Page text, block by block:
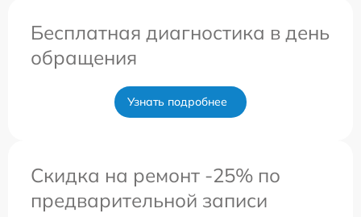
Бесплатная диагностика в день
обращения
Узнать подробнее
Скидка на ремонт -25% по
предварительной записи